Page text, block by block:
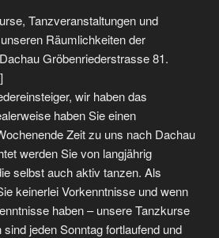
Tanzveranstaltungen und
Räumlichkeiten der
Gröbenriederstrasse 81.
wir haben das
haben Sie einen
Zeit zu uns nach Dachau
werden Sie von langjährig
selbst auch aktiv tanzen. Als
keinerlei Vorkenntnisse und wenn
haben – unsere Tanzkurse
jeden Sonntag fortlaufend und